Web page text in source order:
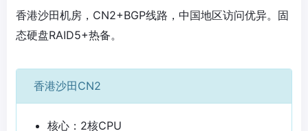
香港沙田机房，CN2+BGP线路，中国地区访问优异。固
态硬盘RAID5+热备。
香港沙田CN2
核心：2核CPU